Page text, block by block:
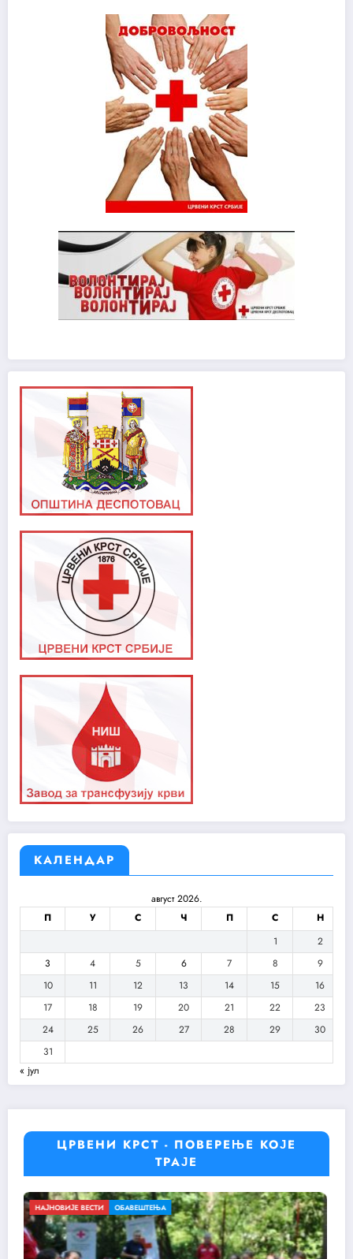
КАЛЕНДАР
август 2026.
П
У С Ч П С
Н
1
2
3
4 5 6 7 8
9
10
11 12 13 14 15
16
17
18 19 20 21 22
23
24
25 26 27 28 29
30
31
« јул
ЦРВЕНИ КРСТ - ПОВЕРЕЊЕ КОЈЕ
ТРАЈЕ
НАЈНОВИЈЕ ВЕСТИ ОБАВЕШТЕЊА